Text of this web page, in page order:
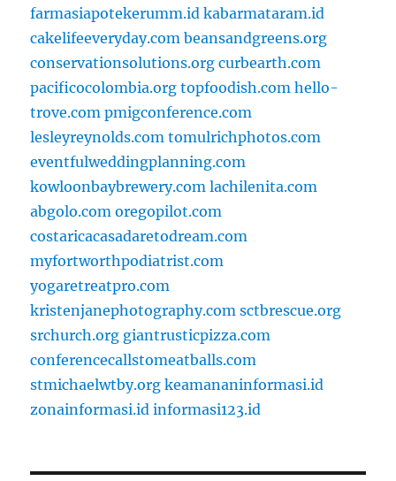
farmasiapotekerumm.id kabarmataram.id
cakelifeeveryday.com beansandgreens.org
conservationsolutions.org curbearth.com
pacificocolombia.org topfoodish.com hello-
trove.com pmigconference.com
lesleyreynolds.com tomulrichphotos.com
eventfulweddingplanning.com
kowloonbaybrewery.com lachilenita.com
abgolo.com oregopilot.com
costaricacasadaretodream.com
myfortworthpodiatrist.com
yogaretreatpro.com
kristenjanephotography.com sctbrescue.org
srchurch.org giantrusticpizza.com
conferencecallstomeatballs.com
stmichaelwtby.org keamananinformasi.id
zonainformasi.id informasi123.id